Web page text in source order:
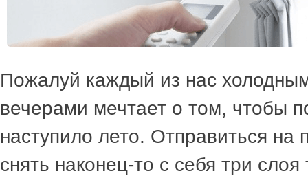
Пожалуй каждый из нас
вечерами мечтает о том, чтобы
наступило лето. Отправиться на
снять наконец-то с себя три